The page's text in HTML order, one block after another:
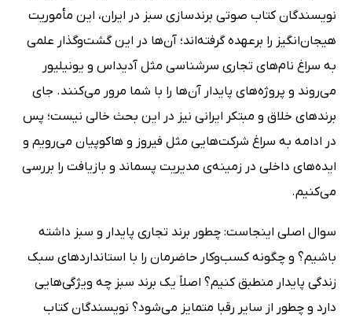
نویسندگان کتاب صوتی برندسازی سبز در ایران، این مأموریت
هیجان‌انگیز را برعهده گرفته‌اند؛ آن‌ها در این گشت‌وگذار علمی
به سراغ نام‌های تجاری سرشناسی مثل آدیداس و یونیلیور
می‌روند و پروژه‌های پایدار آن‌ها را با شما مرور می‌کنند. جای
برند‌های خلاق و مبتکر ایرانی نیز در این بحث خالی نیست؛ پس
در ادامه به سراغ شرکت‌هایی مثل فیروز و هاکوپیان می‌رویم و
ایده‌های داخلی در زمینه‌ی مدیریت پسماند و بازیافت را بررسی
می‌کنیم.
سوال اصلی اینجاست: چطور برند تجاری پایدار و سبز داشته
باشیم؟ و چگونه کسب‌وکار حاضرمان را با استانداردهای سبک
زندگی پایدار منطبق کنیم؟ اصلاً یک برند سبز چه ویژگی‌هایی
دارد و چطور از سایر رقبا متمایز می‌شود؟ نویسندگان کتاب